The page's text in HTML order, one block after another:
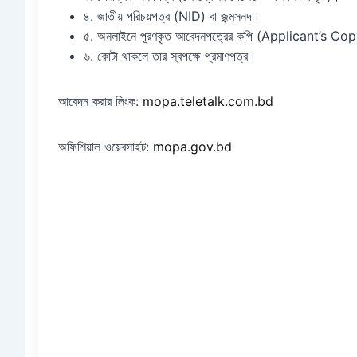
৪. জাতীয় পরিচয়পত্র (NID) বা জন্মসনদ।
৫. অনলাইনে পূরণকৃত আবেদনপত্রের কপি (Applicant’s
৬. কোটা থাকলে তার স্বপক্ষে প্রমাণপত্র।
আবেদন করার লিংক: mopa.teletalk.com.bd
অফিশিয়াল ওয়েবসাইট: mopa.gov.bd